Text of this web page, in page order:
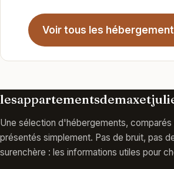
Voir tous les
Une sélection d'hébergements, comparés
présentés simplement. Pas de bruit, pas
surenchère : les informations utiles pour